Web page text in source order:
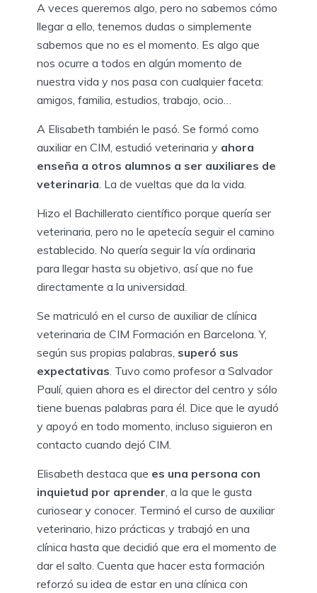
A veces queremos algo, pero no sabemos cómo
llegar a ello, tenemos dudas o simplemente
sabemos que no es el momento. Es algo que
nos ocurre a todos en algún momento de
nuestra vida y nos pasa con cualquier faceta:
amigos, familia, estudios, trabajo, ocio…
A Elisabeth también le pasó. Se formó como
auxiliar en CIM, estudió veterinaria y ahora
enseña a otros alumnos a ser auxiliares de
veterinaria. La de vueltas que da la vida.
Hizo el Bachillerato científico porque quería ser
veterinaria, pero no le apetecía seguir el camino
establecido. No quería seguir la vía ordinaria
para llegar hasta su objetivo, así que no fue
directamente a la universidad.
Se matriculó en el curso de auxiliar de clínica
veterinaria de CIM Formación en Barcelona. Y,
según sus propias palabras, superó sus
expectativas. Tuvo como profesor a Salvador
Paulí, quien ahora es el director del centro y sólo
tiene buenas palabras para él. Dice que le ayudó
y apoyó en todo momento, incluso siguieron en
contacto cuando dejó CIM.
Elisabeth destaca que es una persona con
inquietud por aprender, a la que le gusta
curiosear y conocer. Terminó el curso de auxiliar
veterinario, hizo prácticas y trabajó en una
clínica hasta que decidió que era el momento de
dar el salto. Cuenta que hacer esta formación
reforzó su idea de estar en una clínica con